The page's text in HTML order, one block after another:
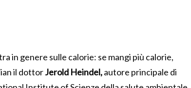
in genere sulle calorie: se mangi più calorie,
il dottorJerold Heindel,autore principale di